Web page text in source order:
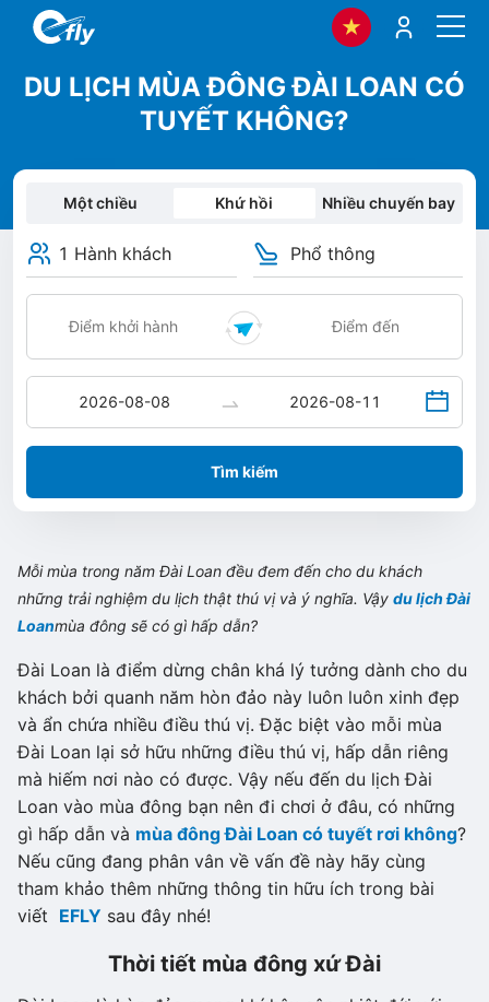
DU LỊCH MÙA ĐÔNG ĐÀI LOAN CÓ
TUYẾT KHÔNG?
Một chiều Khứ hồi Nhiều chuyến bay
1 Hành khách Phổ thông
Tìm kiếm
Mỗi mùa trong năm Đài Loan đều đem đến cho du khách
những trải nghiệm du lịch thật thú vị và ý nghĩa. Vậy du lịch Đài
Loanmùa đông sẽ có gì hấp dẫn?
Đài Loan là điểm dừng chân khá lý tưởng dành cho du
khách bởi quanh năm hòn đảo này luôn luôn xinh đẹp
và ẩn chứa nhiều điều thú vị. Đặc biệt vào mỗi mùa
Đài Loan lại sở hữu những điều thú vị, hấp dẫn riêng
mà hiếm nơi nào có được. Vậy nếu đến du lịch Đài
Loan vào mùa đông bạn nên đi chơi ở đâu, có những
gì hấp dẫn và mùa đông Đài Loan có tuyết rơi không?
Nếu cũng đang phân vân về vấn đề này hãy cùng
tham khảo thêm những thông tin hữu ích trong bài
viết EFLY sau đây nhé!
Thời tiết mùa đông xứ Đài